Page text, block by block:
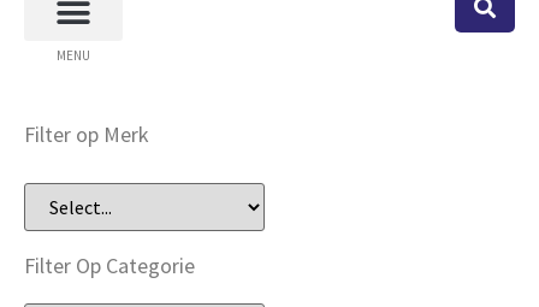
MENU
Filter op Merk
Filter Op Categorie